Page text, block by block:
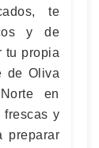
te
y de
tu propia
de Oliva
en
frescas y
preparar